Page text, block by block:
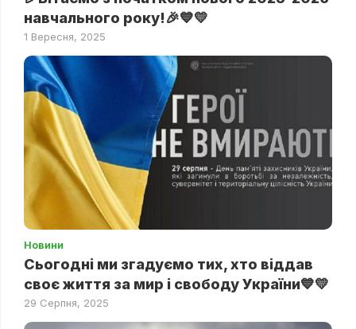
навчального року!🎉💙💛
1 Вересня, 2025
Новини
Сьогодні ми згадуємо тих, хто віддав
своє життя за мир і свободу України💙💛
29 Серпня, 2025